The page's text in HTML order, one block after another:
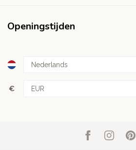
Openingstijden
€